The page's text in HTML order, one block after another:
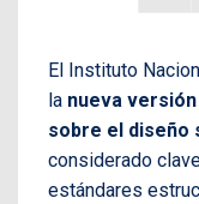
El Instituto
la nueva versión
sobre el diseño
considerado
estándares